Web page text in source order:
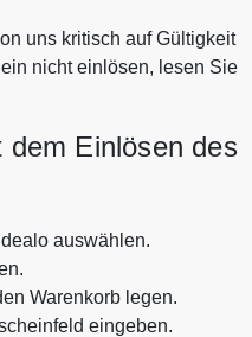
uns kritisch auf Gültigkeit
nicht einlösen, lesen Sie
Einlösen des
auswählen.
Warenkorb legen.
eingeben.